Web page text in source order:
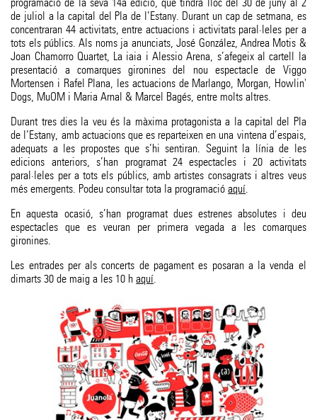
de juliol a la capital del Pla de l’Estany. Durant un cap de setmana, es
concentraran 44 activitats, entre actuacions i activitats paral·leles per a
tots els públics. Als noms ja anunciats, José González, Andrea Motis &
Joan Chamorro Quartet, La iaia i Alessio Arena, s’afegeix al cartell la
presentació a comarques gironines del nou espectacle de Viggo
Mortensen i Rafel Plana, les actuacions de Marlango, Morgan, Howlin'
Dogs, MuOM i Maria Arnal & Marcel Bagés, entre molts altres.
Durant tres dies la veu és la màxima protagonista a la capital del Pla
de l’Estany, amb actuacions que es reparteixen en una vintena d’espais,
adequats a les propostes que s’hi sentiran. Seguint la línia de les
edicions anteriors, s’han programat 24 espectacles i 20 activitats
paral·leles per a tots els públics, amb artistes consagrats i altres veus
més emergents. Podeu consultar tota la programacióaquí.
En aquesta ocasió, s’han programat dues estrenes absolutes i deu
espectacles que es veuran per primera vegada a les comarques
gironines.
Les entrades per als concerts de pagament es posaran a la venda el
dimarts 30 de maig a les 10 haquí.